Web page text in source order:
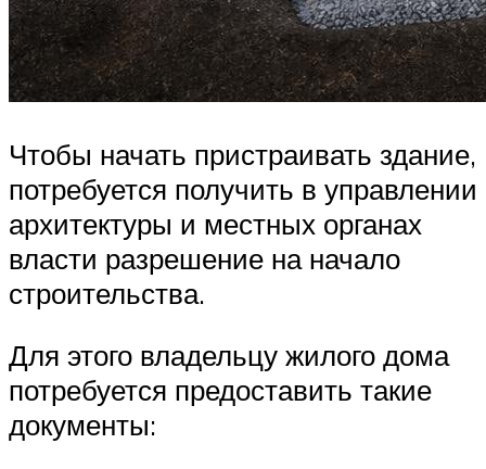
Чтобы начать пристраивать здание,
потребуется получить в управлении
архитектуры и местных органах
власти разрешение на начало
строительства.
Для этого владельцу жилого дома
потребуется предоставить такие
документы: